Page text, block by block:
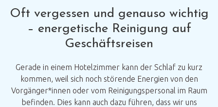
Oft vergessen und genauso wichtig
– energetische Reinigung auf
Geschäftsreisen
Gerade in einem Hotelzimmer kann der Schlaf zu kurz
kommen, weil sich noch störende Energien von den
Vorgänger*innen oder vom Reinigungspersonal im Raum
befinden. Dies kann auch dazu führen, dass wir uns